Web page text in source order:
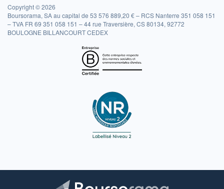
Copyright © 2026
Boursorama, SA au capital de 53 576 889,20 € – RCS Nanterre 351 058 151
– TVA FR 69 351 058 151 – 44 rue Traversière, CS 80134, 92772
BOULOGNE BILLANCOURT CEDEX